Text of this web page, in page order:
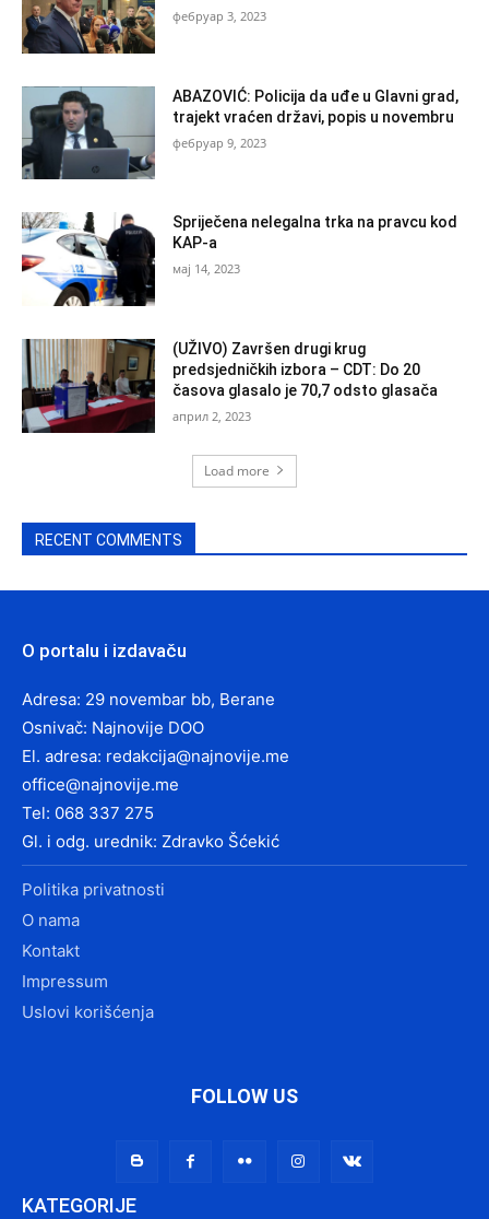
фебруар 3, 2023
ABAZOVIĆ: Policija da uđe u Glavni grad,
trajekt vraćen državi, popis u novembru
фебруар 9, 2023
Spriječena nelegalna trka na pravcu kod
KAP-a
мај 14, 2023
(UŽIVO) Završen drugi krug
predsjedničkih izbora – CDT: Do 20
časova glasalo je 70,7 odsto glasača
април 2, 2023
Load more
RECENT COMMENTS
O portalu i izdavaču
Adresa: 29 novembar bb, Berane
Osnivač: Najnovije DOO
El. adresa: redakcija@najnovije.me
office@najnovije.me
Tel: 068 337 275
Gl. i odg. urednik: Zdravko Šćekić
Politika privatnosti
O nama
Kontakt
Impressum
Uslovi korišćenja
FOLLOW US
KATEGORIJE